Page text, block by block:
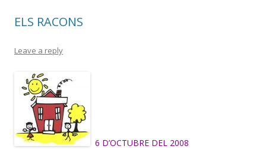
ELS RACONS
Leave a reply
6 D’OCTUBRE DEL 2008